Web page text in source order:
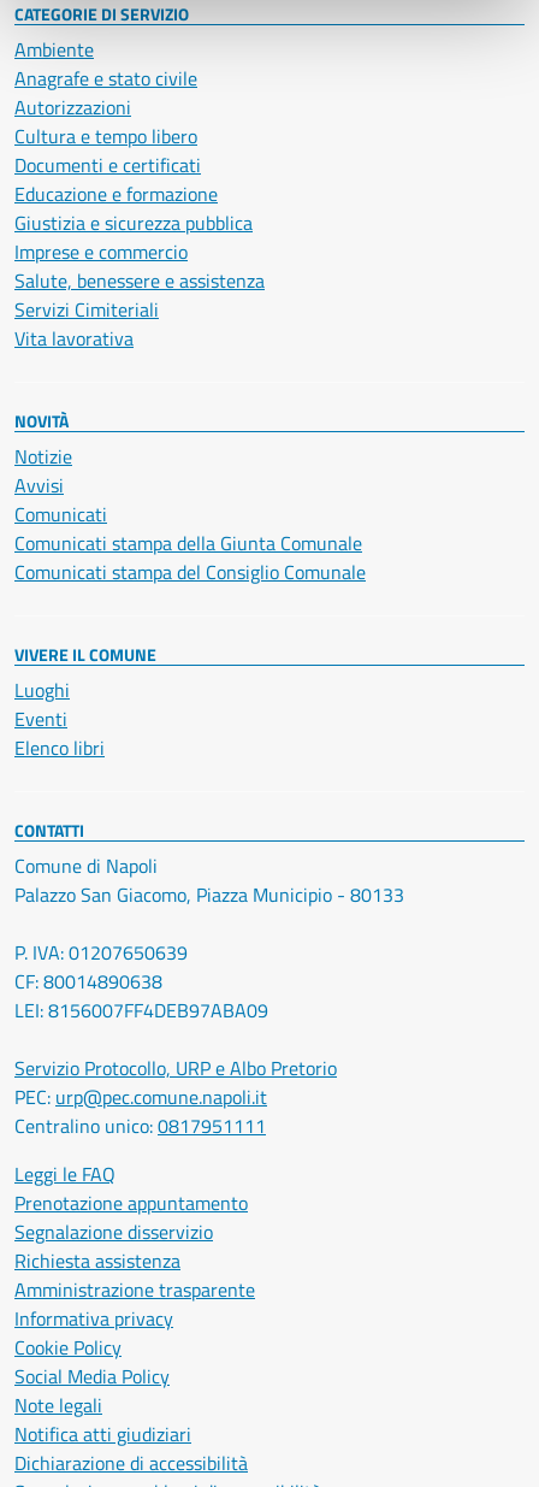
CATEGORIE DI SERVIZIO
Ambiente
Anagrafe e stato civile
Autorizzazioni
Cultura e tempo libero
Documenti e certificati
Educazione e formazione
Giustizia e sicurezza pubblica
Imprese e commercio
Salute, benessere e assistenza
Servizi Cimiteriali
Vita lavorativa
NOVITÀ
Notizie
Avvisi
Comunicati
Comunicati stampa della Giunta Comunale
Comunicati stampa del Consiglio Comunale
VIVERE IL COMUNE
Luoghi
Eventi
Elenco libri
CONTATTI
Comune di Napoli
Palazzo San Giacomo, Piazza Municipio - 80133
P. IVA: 01207650639
CF: 80014890638
LEI: 8156007FF4DEB97ABA09
Servizio Protocollo, URP e Albo Pretorio
PEC: urp@pec.comune.napoli.it
Centralino unico:0817951111
Leggi le FAQ
Prenotazione appuntamento
Segnalazione disservizio
Richiesta assistenza
Amministrazione trasparente
Informativa privacy
Cookie Policy
Social Media Policy
Note legali
Notifica atti giudiziari
Dichiarazione di accessibilità